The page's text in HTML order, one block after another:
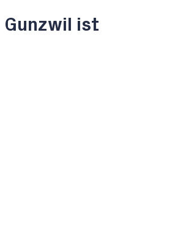
Gunzwil ist